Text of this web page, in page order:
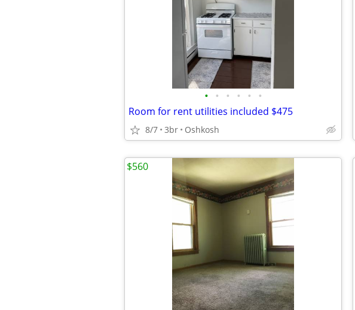
• • • • • •
Room for rent utilities included $475
8/7 3br Oshkosh
$560